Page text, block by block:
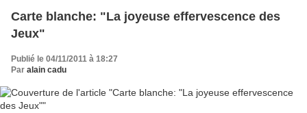
Carte blanche: "La joyeuse effervescence des
Jeux"
Publié le 04/11/2011 à 18:27
Par alain cadu